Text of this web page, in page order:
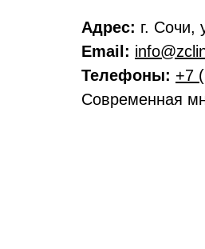
Адрес: г. Сочи,
Email:
Телефоны: +7
Современная